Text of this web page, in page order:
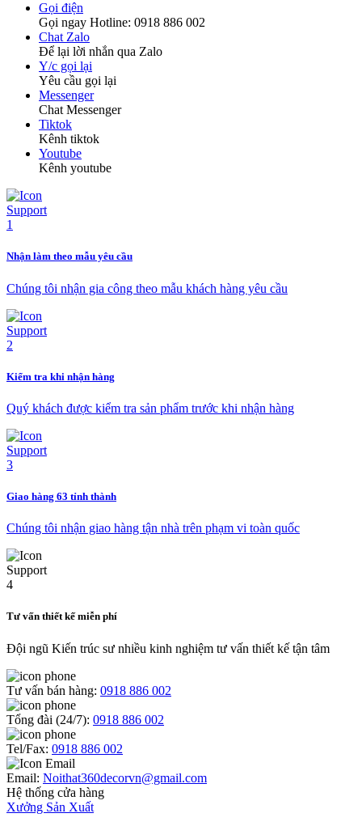
Gọi điện
Gọi ngay Hotline: 0918 886 002
Chat Zalo
Để lại lời nhắn qua Zalo
Y/c gọi lại
Yêu cầu gọi lại
Messenger
Chat Messenger
Tiktok
Kênh tiktok
Youtube
Kênh youtube
Nhận làm theo mẫu yêu cầu
Chúng tôi nhận gia công theo mẫu khách hàng yêu cầu
Kiểm tra khi nhận hàng
Quý khách được kiểm tra sản phẩm trước khi nhận hàng
Giao hàng 63 tỉnh thành
Chúng tôi nhận giao hàng tận nhà trên phạm vi toàn quốc
Tư vấn thiết kế miễn phí
Đội ngũ Kiến trúc sư nhiều kinh nghiệm tư vấn thiết kế tận tâm
Tư vấn bán hàng: 0918 886 002
Tổng đài (24/7): 0918 886 002
Tel/Fax: 0918 886 002
Email: Noithat360decorvn@gmail.com
Hệ thống cửa hàng
Xưởng Sản Xuất